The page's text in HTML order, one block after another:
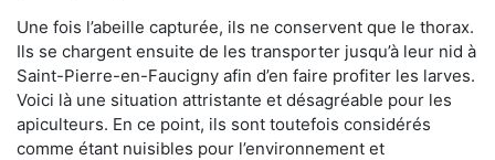
Une fois l’abeille capturée, ils ne conservent que le thorax.
Ils se chargent ensuite de les transporter jusqu’à leur nid à
Saint-Pierre-en-Faucigny afin d’en faire profiter les larves.
Voici là une situation attristante et désagréable pour les
apiculteurs. En ce point, ils sont toutefois considérés
comme étant nuisibles pour l’environnement et